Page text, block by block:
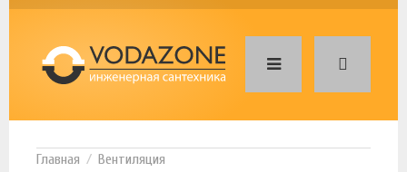
Вентиляция